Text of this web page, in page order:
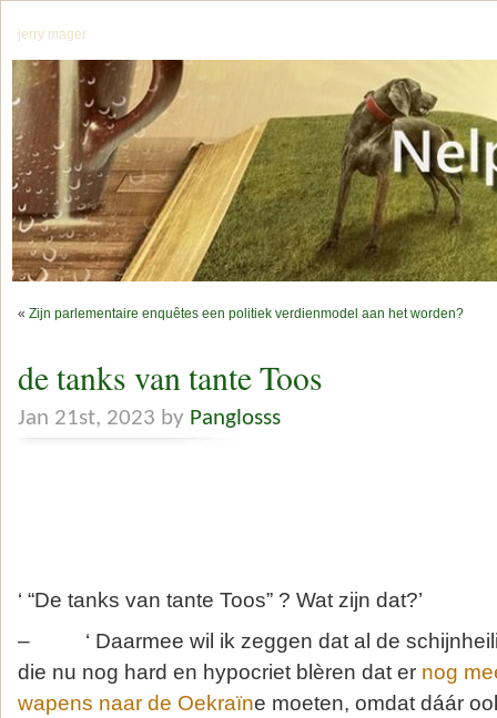
jerry mager
« Zijn parlementaire enquêtes een politiek verdienmodel aan het worden?
de tanks van tante Toos
Jan 21st, 2023 by Panglosss
‘ “De tanks van tante Toos” ? Wat zijn dat?’
– ‘ Daarmee wil ik zeggen dat al de
die nu nog hard en hypocriet blèren dat er nog
wapens naar de Oekraïne moeten, omdat dáár